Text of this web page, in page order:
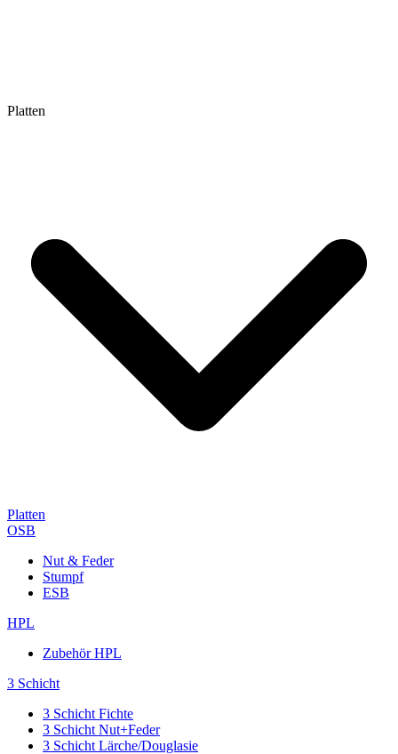
Platten
Platten
OSB
Nut & Feder
Stumpf
ESB
HPL
Zubehör HPL
3 Schicht
3 Schicht Fichte
3 Schicht Nut+Feder
3 Schicht Lärche/Douglasie